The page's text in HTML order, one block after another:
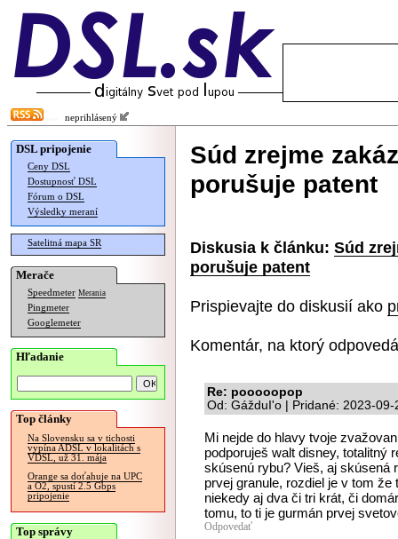
neprihlásený
DSL pripojenie
Ceny DSL
Dostupnosť DSL
Fórum o DSL
Výsledky meraní
Satelitná mapa SR
Merače
Speedmeter Merania
Pingmeter
Googlemeter
Hľadanie
Top články
Na Slovensku sa v tichosti
vypína ADSL v lokalitách s
VDSL, už 31. mája
Orange sa doťahuje na UPC
a O2, spustí 2.5 Gbps
pripojenie
Top správy
Súd zrejme
porušuje patent
Diskusia k článku: Súd
porušuje patent
Prispievajte do diskusií ako
Komentár, na ktorý
Re: pooooopop
Od: GážduI'o | Pridané: 2023-09-
Mi nejde do hlavy tvoje
podporuješ walt disney, totalitný
skúsenú rybu? Vieš, aj skúsená
prvej granule, rozdiel je v tom
niekedy aj dva či tri krát, či
tomu, to ti je gurmán prvej
Odpovedať